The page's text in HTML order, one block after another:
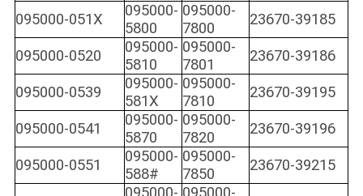
095000-051X
095000-
5800
095000-
7800
23670-39185
095000-0520
095000-
5810
095000-
7801
23670-39186
095000-0539
095000-
581X
095000-
7810
23670-39195
095000-0541
095000-
5870
095000-
7820
23670-39196
095000-0551
095000-
588#
095000-
7850
23670-39215